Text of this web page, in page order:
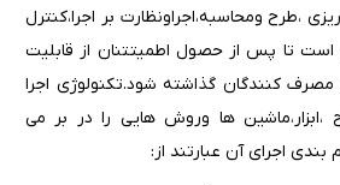
،طرح ومحاسبه،اجراونظارت بر اجرا،کنترل
است تا پس از حصول اطمیتتنان از قابلیت
مصرف کنندگان گذاشته شود.تکنولوژی اجرا
ها وروش هایی را در بر می
بندی اجرای آن عبارتند از: